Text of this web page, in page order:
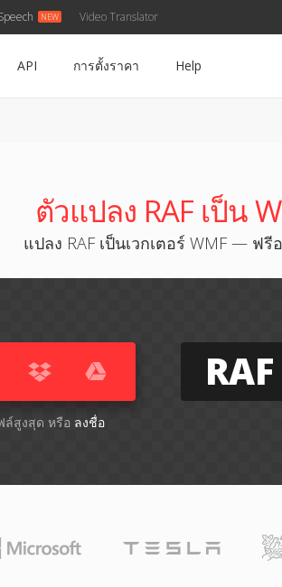
Video Translator
API การตั้งราคา Help
ตัวแปลง RAF เป็น
แปลง RAF เป็นเวกเตอร์ WMF — ฟ
ล์สูงสุด หรือ ลงชื่อ
RAF